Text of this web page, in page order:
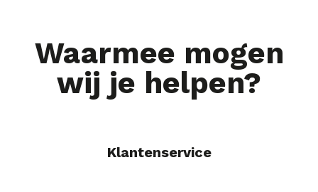
Waarmee mogen
wij je helpen?
Klantenservice